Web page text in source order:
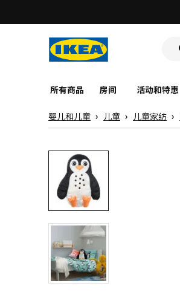
所有商品 房间 活动和特惠
婴儿和儿童 儿童 儿童家纺